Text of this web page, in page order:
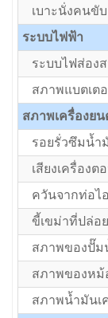
เบาะนั่งคนขับ
ระบบไฟฟ้า
ระบบไฟส่องส
สภาพแบตเต
สภาพเครื่องยน
รอยรั่วซึมน้ำ
เสียงเครื่องต
ควันจากท่อไอ
ขี้เขม่าที่ปล่อ
สภาพของปั๊ม
สภาพของหม้
สภาพน้ำมันเ